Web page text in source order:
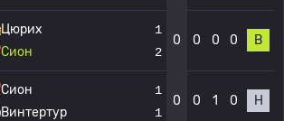
Цюрих
Сион
1
2
0 0 0 0 В
Сион
Винтертур
1
1
0 0 1 0 Н